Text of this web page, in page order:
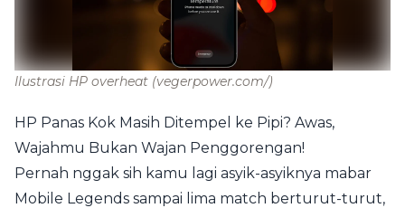
Ilustrasi HP overheat (vegerpower.com/)
HP Panas Kok Masih Ditempel ke Pipi? Awas,
Wajahmu Bukan Wajan Penggorengan!
Pernah nggak sih kamu lagi asyik-asyiknya mabar
Mobile Legends sampai lima match berturut-turut,